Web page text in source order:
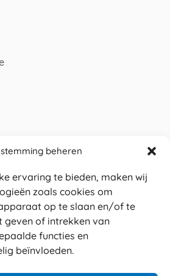
beheren
ervaring te bieden, maken wij
zoals cookies om
op te slaan en/of te
geven of intrekken van
functies en
beïnvloeden.